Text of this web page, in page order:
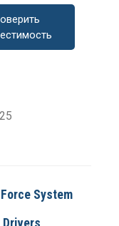
System
Drivers